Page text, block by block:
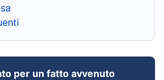
per un fatto avvenuto